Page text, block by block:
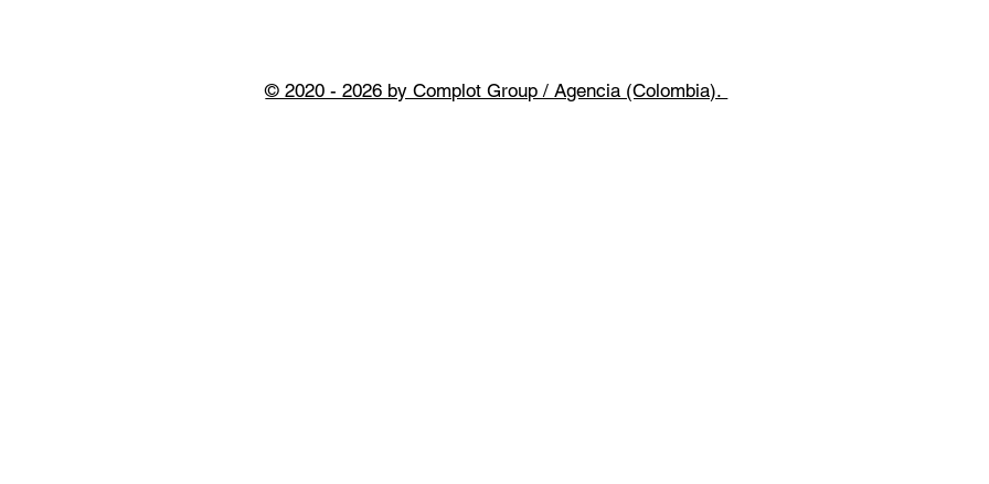
© 2020 - 2026 by Complot Group / Agencia (Colombia).